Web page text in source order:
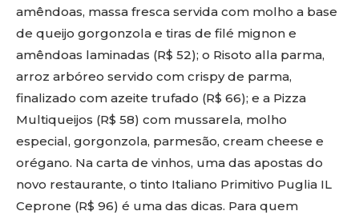
amêndoas, massa fresca servida com molho a base
de queijo gorgonzola e tiras de filé mignon e
amêndoas laminadas (R$ 52); o Risoto alla parma,
arroz arbóreo servido com crispy de parma,
finalizado com azeite trufado (R$ 66); e a Pizza
Multiqueijos (R$ 58) com mussarela, molho
especial, gorgonzola, parmesão, cream cheese e
orégano. Na carta de vinhos, uma das apostas do
novo restaurante, o tinto Italiano Primitivo Puglia IL
Ceprone (R$ 96) é uma das dicas. Para quem